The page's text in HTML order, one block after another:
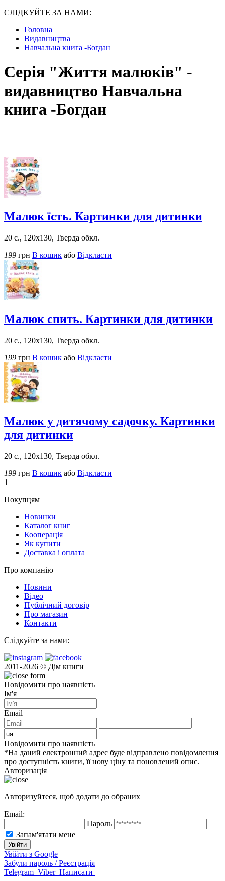
СЛІДКУЙТЕ ЗА НАМИ:
Головна
Видавництва
Навчальна книга -Богдан
Серія "Життя малюків" -
видавництво Навчальна
книга -Богдан
Малюк їсть. Картинки для дитинки
20 с., 120х130, Тверда обкл.
199 грн В кошик або Відкласти
Малюк спить. Картинки для дитинки
20 с., 120х130, Тверда обкл.
199 грн В кошик або Відкласти
Малюк у дитячому садочку. Картинки
для дитинки
20 с., 120х130, Тверда обкл.
199 грн В кошик або Відкласти
1
Покупцям
Новинки
Каталог книг
Кооперація
Як купити
Доставка і оплата
Про компанію
Новини
Відео
Публічний договір
Про магазин
Контакти
Слідкуйте за нами:
2011-2026 © Дім книги
Повідомити про наявність
Ім'я
Email
Повідомити про наявність
*На даний електронний адрес буде відправлено повідомлення
про доступність книги, її нову ціну та поновлений опис.
Авторизація
Авторизуйтеся, щоб додати до обраних
Email:
Пароль
Запам'ятати мене
Увійти з Google
Забули пароль / Реєстрація
Telegram Viber Написати